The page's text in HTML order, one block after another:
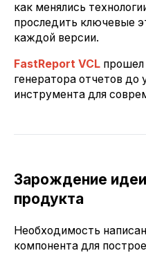
как менялись
проследить ключевые
каждой версии.
FastReport VCL прошел
генератора отчетов до
инструмента для
Зарождение
продукта
Необходимость
компонента для